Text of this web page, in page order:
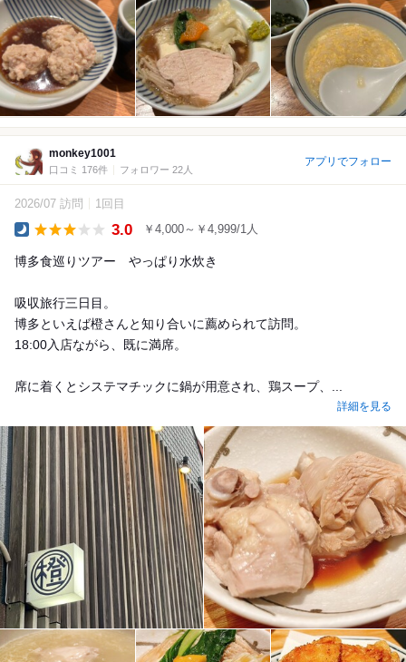
monkey1001
口コミ 176件 フォロワー 22人
アプリでフォロー
2026/07 訪問 1回目
3.0 ￥4,000～￥4,999/1人
博多食巡りツアー やっぱり水炊き
吸収旅行三日目。
博多といえば橙さんと知り合いに薦められて訪問。
18:00入店ながら、既に満席。
席に着くとシステマチックに鍋が用意され、鶏スープ、...
詳細を見る